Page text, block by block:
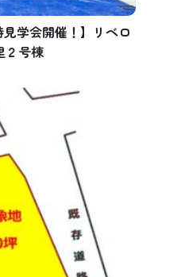
見学会開催！】リベロ
２号棟